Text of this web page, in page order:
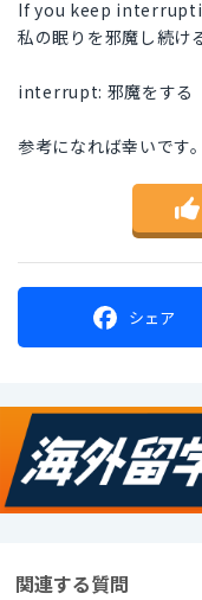
If you keep
私の眠りを邪魔し続け
interrupt: 邪魔をする
参考になれば幸いです。
シェア
関連する質問